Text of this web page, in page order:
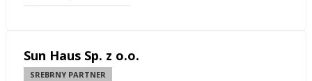
Sun Haus Sp. z o.o.
SREBRNY PARTNER